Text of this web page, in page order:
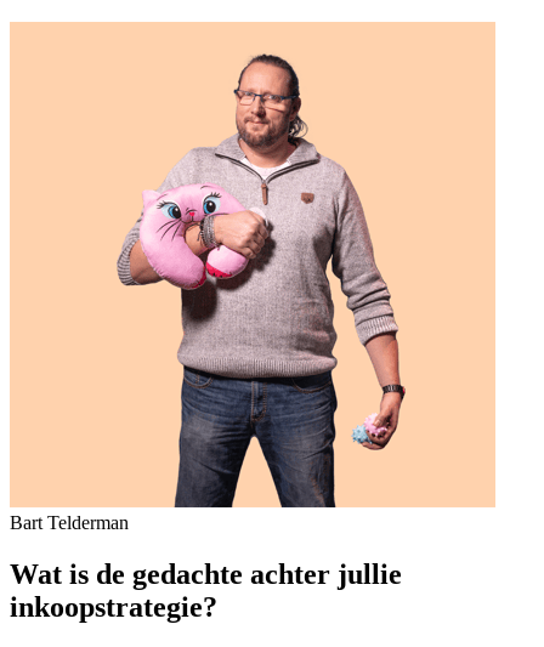
Bart Telderman
Wat is de gedachte achter jullie
inkoopstrategie?